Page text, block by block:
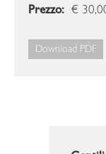
Prezzo: €
Download PDF